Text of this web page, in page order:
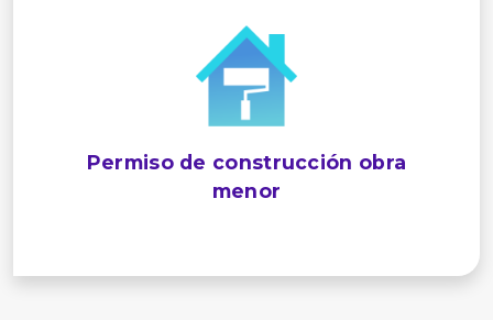
Permiso de construcción obra
menor